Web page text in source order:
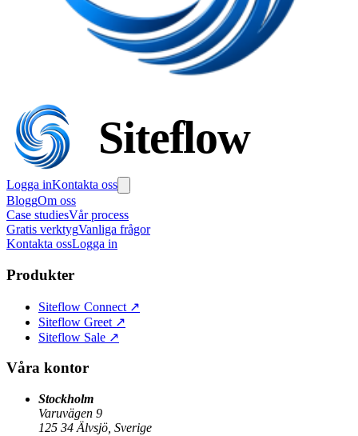
Siteflow
Logga inKontakta oss
BloggOm oss
Case studiesVår process
Gratis verktygVanliga frågor
Kontakta ossLogga in
Produkter
Siteflow Connect ↗
Siteflow Greet ↗
Siteflow Sale ↗
Våra kontor
Stockholm
Varuvägen 9
125 34 Älvsjö, Sverige